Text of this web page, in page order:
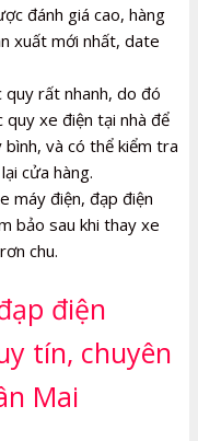
đánh giá cao, hàng
xuất mới nhất, date
quy rất nhanh, do đó
xe điện tại nhà để
và có thể kiểm tra
cửa hàng.
máy điện, đạp điện
bảo sau khi thay xe
chu.
điện
tín, chuyên
Mai